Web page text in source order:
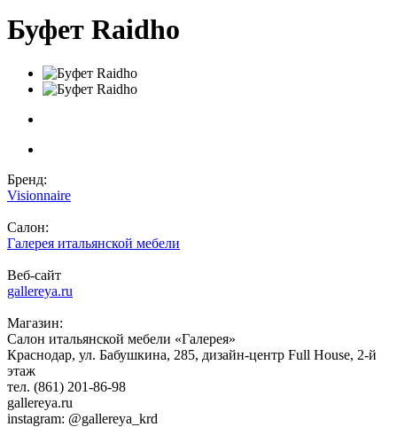
Буфет Raidho
Бренд:
Visionnaire
Салон:
Галерея итальянской мебели
Веб-сайт
gallereya.ru
Магазин:
Салон итальянской мебели «Галерея»
Краснодар, ул. Бабушкина, 285, дизайн-центр Full House, 2-й
этаж
тел. (861) 201-86-98
gallereya.ru
instagram: @gallereya_krd